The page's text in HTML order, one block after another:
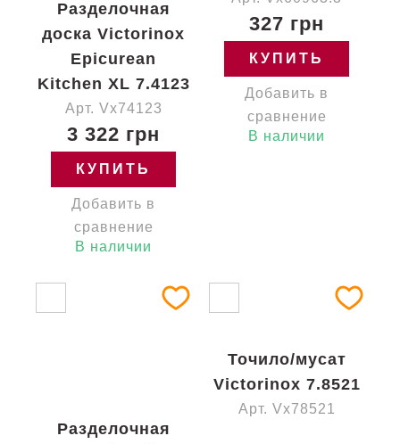
Разделочная
доска Victorinox
Epicurean
Kitchen XL 7.4123
Арт. Vx74123
3 322 грн
КУПИТЬ
Добавить в
сравнение
В наличии
327 грн
КУПИТЬ
Добавить в
сравнение
В наличии
Разделочная
Точило/мусат
Victorinox 7.8521
Арт. Vx78521